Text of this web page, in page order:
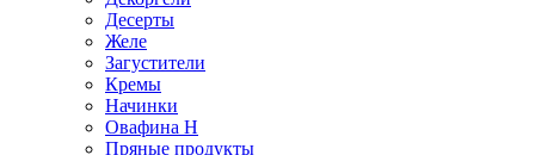
Десерты
Желe
Загустители
Кремы
Начинки
Овафина Н
Пряные продукты